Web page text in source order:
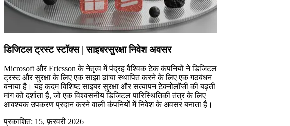
डिजिटल ट्रस्ट स्टॉक्स | साइबरसुरक्षा निवेश अवसर
Microsoft और Ericsson के नेतृत्व में पंद्रह वैश्विक टेक कंपनियों ने डिजिटल
ट्रस्ट और सुरक्षा के लिए एक साझा ढांचा स्थापित करने के लिए एक गठबंधन
बनाया है। यह कदम विशिष्ट साइबर सुरक्षा और सत्यापन टेक्नोलॉजी की बढ़ती
मांग को दर्शाता है, जो एक विश्वसनीय डिजिटल पारिस्थितिकी तंत्र के लिए
आवश्यक उपकरण प्रदान करने वाली कंपनियों में निवेश के अवसर बनाता है।
प्रकाशित: 15, फ़रवरी 2026